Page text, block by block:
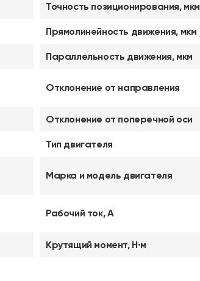
Точность позиционирования, мкм
Прямолинейность движения, мкм
Параллельность движения, мкм
Отклонение от направления
Отклонение от поперечной оси
Тип двигателя
Марка и модель двигателя
Рабочий ток, А
Крутящий момент, Н·м